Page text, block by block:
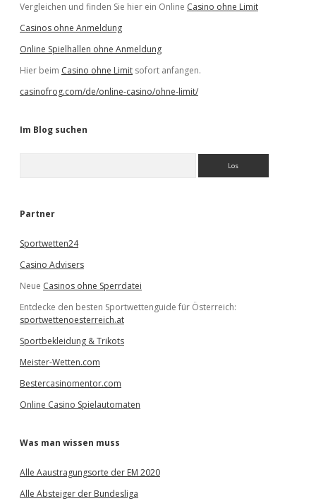
Vergleichen und finden Sie hier ein Online Casino ohne Limit
Casinos ohne Anmeldung
Online Spielhallen ohne Anmeldung
Hier beim Casino ohne Limit sofort anfangen.
casinofrog.com/de/online-casino/ohne-limit/
Im Blog suchen
e
Partner
Sportwetten24
Casino Advisers
Neue Casinos ohne Sperrdatei
Entdecke den besten Sportwettenguide für Österreich:
sportwettenoesterreich.at
Sportbekleidung & Trikots
Meister-Wetten.com
Bestercasinomentor.com
Online Casino Spielautomaten
Was man wissen muss
Alle Aaustragungsorte der EM 2020
Alle Absteiger der Bundesliga